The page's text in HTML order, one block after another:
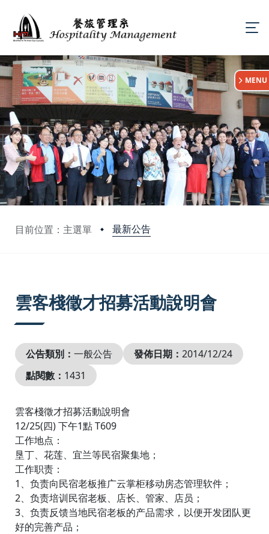
目前位置：主選單 最新公告
:::
MENU
雲客棧徵才招募活動說明會
公告類別： 一般公告 發佈日期： 2014/12/24
點閱數： 1431
雲客棧徵才招募活動說明會
12/25(四) 下午1點 T609
工作地点：
垦丁、花莲、宜兰等民宿聚集地；
工作职责：
1、负责向民宿老板推广云掌柜移动房态管理软件；
2、负责培训民宿老板、店长、管家、店员；
3、负责反馈当地民宿老板的产品需求，以便开发团队更
好的完善产品；